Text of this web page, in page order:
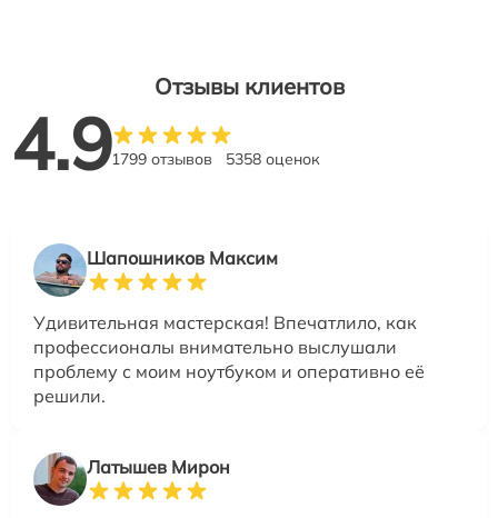
Отзывы клиентов
4.91799 отзывов 5358 оценок
Шапошников Максим
Удивительная мастерская! Впечатлило, как
профессионалы внимательно выслушали
проблему с моим ноутбуком и оперативно её
решили.
Латышев Мирон